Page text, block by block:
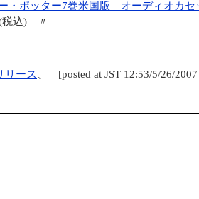
・ポッター7巻米国版 オーディオカセ
税込) 〃
リース 、 [posted at JST 12:53/5/26/